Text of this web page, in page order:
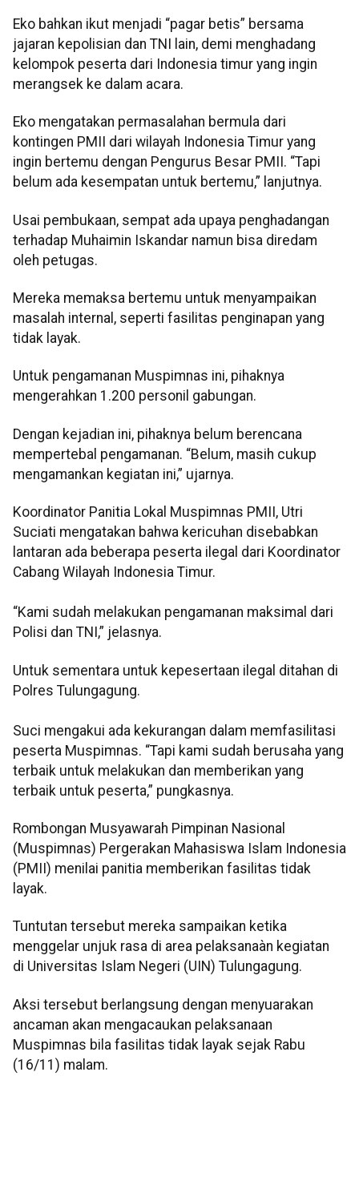
Eko bahkan ikut menjadi “pagar betis” bersama
jajaran kepolisian dan TNI lain, demi menghadang
kelompok peserta dari Indonesia timur yang ingin
merangsek ke dalam acara.
Eko mengatakan permasalahan bermula dari
kontingen PMII dari wilayah Indonesia Timur yang
ingin bertemu dengan Pengurus Besar PMII. “Tapi
belum ada kesempatan untuk bertemu,” lanjutnya.
Usai pembukaan, sempat ada upaya penghadangan
terhadap Muhaimin Iskandar namun bisa diredam
oleh petugas.
Mereka memaksa bertemu untuk menyampaikan
masalah internal, seperti fasilitas penginapan yang
tidak layak.
Untuk pengamanan Muspimnas ini, pihaknya
mengerahkan 1.200 personil gabungan.
Dengan kejadian ini, pihaknya belum berencana
mempertebal pengamanan. “Belum, masih cukup
mengamankan kegiatan ini,” ujarnya.
Koordinator Panitia Lokal Muspimnas PMII, Utri
Suciati mengatakan bahwa kericuhan disebabkan
lantaran ada beberapa peserta ilegal dari Koordinator
Cabang Wilayah Indonesia Timur.
“Kami sudah melakukan pengamanan maksimal dari
Polisi dan TNI,” jelasnya.
Untuk sementara untuk kepesertaan ilegal ditahan di
Polres Tulungagung.
Suci mengakui ada kekurangan dalam memfasilitasi
peserta Muspimnas. “Tapi kami sudah berusaha yang
terbaik untuk melakukan dan memberikan yang
terbaik untuk peserta,” pungkasnya.
Rombongan Musyawarah Pimpinan Nasional
(Muspimnas) Pergerakan Mahasiswa Islam Indonesia
(PMII) menilai panitia memberikan fasilitas tidak
layak.
Tuntutan tersebut mereka sampaikan ketika
menggelar unjuk rasa di area pelaksanaàn kegiatan
di Universitas Islam Negeri (UIN) Tulungagung.
Aksi tersebut berlangsung dengan menyuarakan
ancaman akan mengacaukan pelaksanaan
Muspimnas bila fasilitas tidak layak sejak Rabu
(16/11) malam.